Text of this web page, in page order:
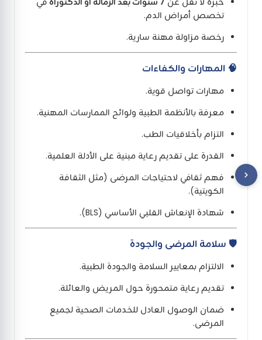
تخصص أمراض الدم.
رخصة مزاولة مهنة سارية.
🧠 المهارات والكفاءات
مهارات تواصل قوية.
معرفة بالأنظمة الطبية ولوائح الممارسات المهنية.
التزام بأخلاقيات الطب.
القدرة على تقديم رعاية مبنية على الأدلة العلمية.
فهم ثقافي لاحتياجات المرضى (مثل الثقافة
الكويتية).
شهادة الإنعاش القلبي الأساسي (BLS).
🛡️ سلامة المرضى والجودة
الالتزام بمعايير السلامة والجودة الطبية.
تقديم رعاية متمحورة حول المريض والعائلة.
ضمان الوصول العادل للخدمات الصحية لجميع
المرضى.